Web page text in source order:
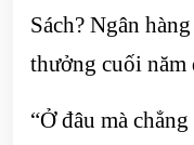
Sách? Ngân
thưởng cuối năm
“Ở đâu mà